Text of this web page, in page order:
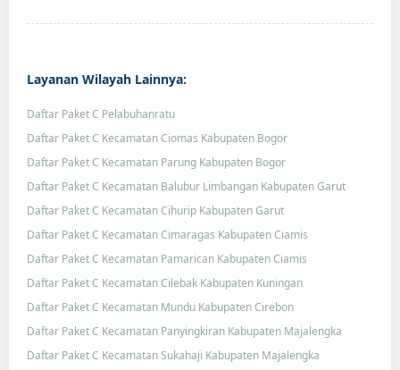
Layanan Wilayah Lainnya:
Daftar Paket C Pelabuhanratu
Daftar Paket C Kecamatan Ciomas Kabupaten Bogor
Daftar Paket C Kecamatan Parung Kabupaten Bogor
Daftar Paket C Kecamatan Balubur Limbangan Kabupaten Garut
Daftar Paket C Kecamatan Cihurip Kabupaten Garut
Daftar Paket C Kecamatan Cimaragas Kabupaten Ciamis
Daftar Paket C Kecamatan Pamarican Kabupaten Ciamis
Daftar Paket C Kecamatan Cilebak Kabupaten Kuningan
Daftar Paket C Kecamatan Mundu Kabupaten Cirebon
Daftar Paket C Kecamatan Panyingkiran Kabupaten Majalengka
Daftar Paket C Kecamatan Sukahaji Kabupaten Majalengka